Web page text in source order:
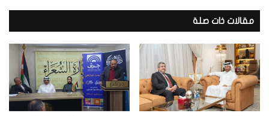
ي
د
ك
ا
ل
إ
ل
ت
مقالات ذات صلة